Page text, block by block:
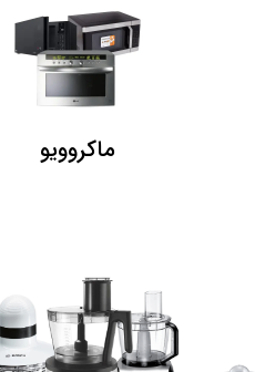
ماکروویو